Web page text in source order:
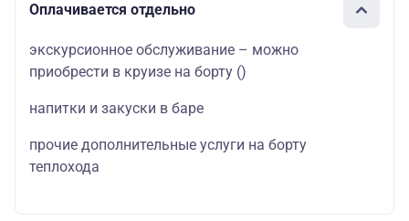
Оплачивается отдельно
экскурсионное обслуживание – можно
приобрести в круизе на борту ()
напитки и закуски в баре
прочие дополнительные услуги на борту
теплохода